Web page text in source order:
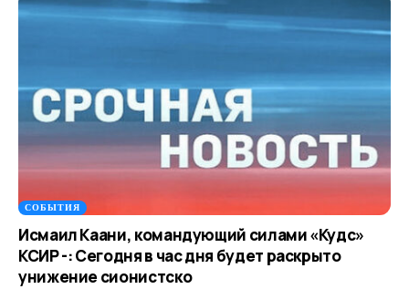
СОБЫТИЯ
Исмаил Каани, командующий силами «Кудс»
КСИР -: Сегодня в час дня будет раскрыто
унижение сионистско